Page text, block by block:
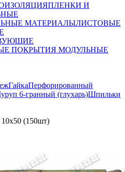
ПЛЕНКИ И
МАТЕРИАЛЫЛИСТОВЫЕ
ПОКРЫТИЯ МОДУЛЬНЫЕ
ГайкаПерфорированный
6-гранный (глухарь)Шпильки
(150шт)